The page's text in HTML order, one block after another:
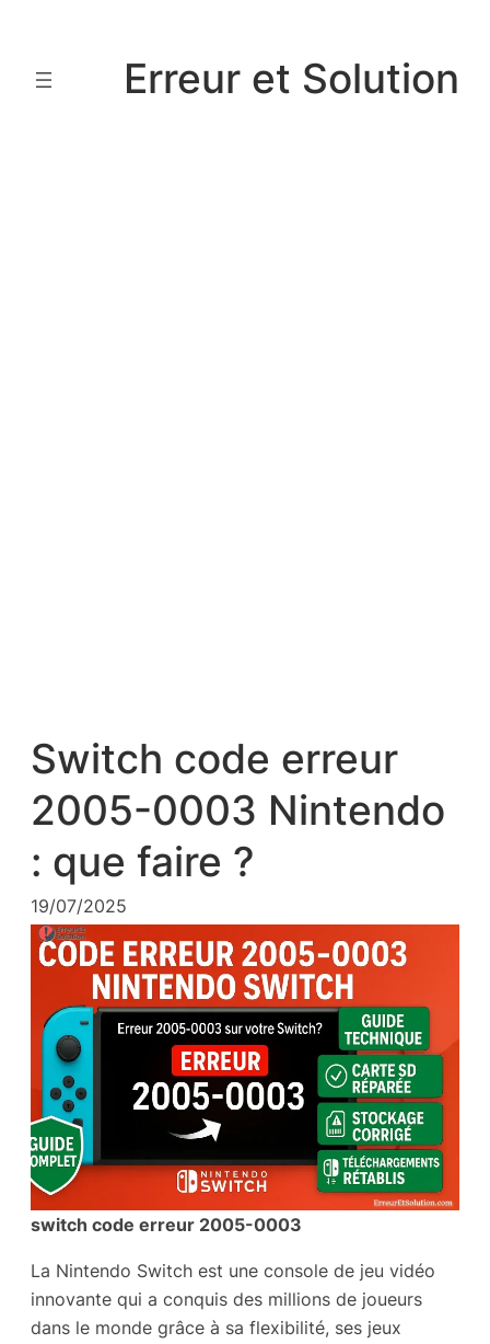
contenu
Erreur et Solution
Switch code erreur
2005-0003 Nintendo
: que faire ?
19/07/2025
switch code erreur 2005-0003
La Nintendo Switch est une console de jeu vidéo
innovante qui a conquis des millions de joueurs
dans le monde grâce à sa flexibilité, ses jeux